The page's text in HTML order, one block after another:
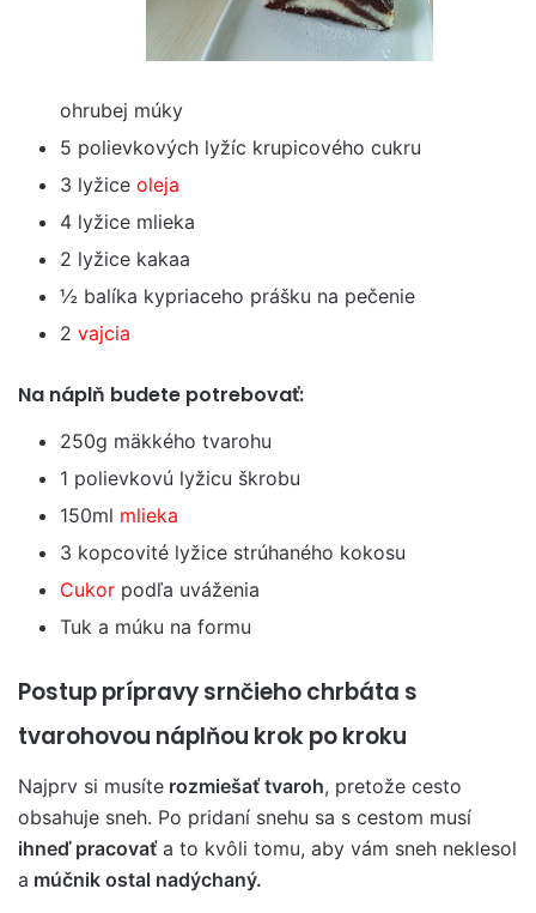
ohrubej múky
5 polievkových lyžíc krupicového cukru
3 lyžice oleja
4 lyžice mlieka
2 lyžice kakaa
½ balíka kypriaceho prášku na pečenie
2 vajcia
Na náplň budete potrebovať:
250g mäkkého tvarohu
1 polievkovú lyžicu škrobu
150ml mlieka
3 kopcovité lyžice strúhaného kokosu
Cukor podľa uváženia
Tuk a múku na formu
Postup prípravy srnčieho chrbáta s
tvarohovou náplňou krok po kroku
Najprv si musíte rozmiešať tvaroh, pretože cesto
obsahuje sneh. Po pridaní snehu sa s cestom musí
ihneď pracovaťa to kvôli tomu, aby vám sneh neklesol
a múčnik ostal nadýchaný.